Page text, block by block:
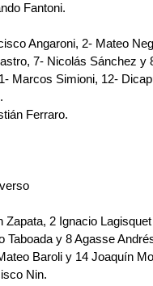
Fantoni.
Angaroni, 2- Mateo
7- Nicolás Sánchez y
Marcos Simioni, 12-
Ferraro.
Zapata, 2 Ignacio
Taboada y 8 Agasse
Baroli y 14 Joaquín
Nin.